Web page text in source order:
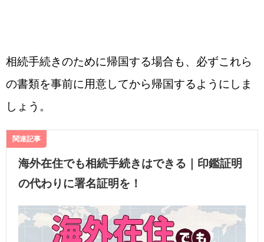
相続手続きのために帰国する場合も、必ずこれら
の書類を事前に用意してから帰国するようにしま
しょう。
関連記事
海外在住でも相続手続きはできる｜印鑑証明
の代わりに署名証明を！